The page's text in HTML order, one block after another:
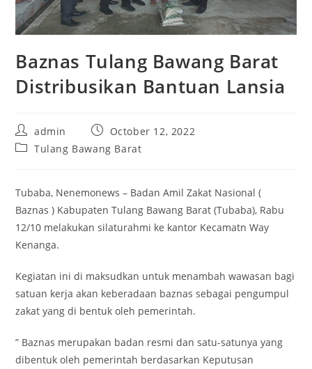
Baznas Tulang Bawang Barat
Distribusikan Bantuan Lansia
Post
author:
admin
Post
published:
October 12, 2022
PostTulang Bawang Barat
Tubaba, Nenemonews – Badan Amil Zakat Nasional (
Baznas ) Kabupaten Tulang Bawang Barat (Tubaba), Rabu
12/10 melakukan silaturahmi ke kantor Kecamatn Way
Kenanga.
Kegiatan ini di maksudkan untuk menambah wawasan bagi
satuan kerja akan keberadaan baznas sebagai pengumpul
zakat yang di bentuk oleh pemerintah.
” Baznas merupakan badan resmi dan satu-satunya yang
dibentuk oleh pemerintah berdasarkan Keputusan